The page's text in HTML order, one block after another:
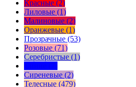
Красные (2)
Лиловые (1)
Малиновые (2)
Оранжевые (1)
Прозрачные (53)
Розовые (71)
Серебристые (1)
Сиреневые (2)
Телесные (479)